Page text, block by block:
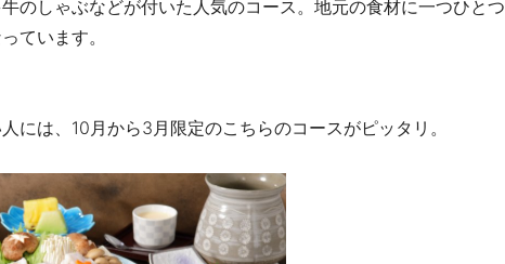
のしゃぶなどが付いた人気のコース。地元の食材に一つひとつ
ています。
には、10月から3月限定のこちらのコースがピッタリ。